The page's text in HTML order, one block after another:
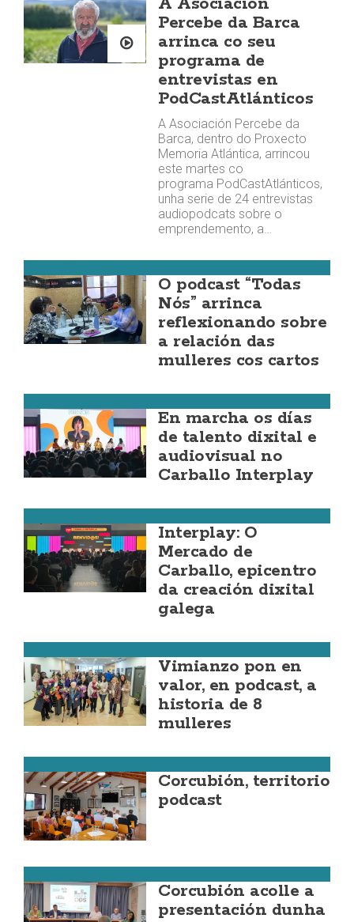
Percebe da Barca
arrinca co seu
programa de
entrevistas en
PodCastAtlánticos
A Asociación Percebe da
Barca, dentro do Proxecto
Memoria Atlántica, arrincou
este martes co
programa PodCastAtlánticos,
unha serie de 24 entrevistas
audiopodcats sobre o
emprendemento, a…
O podcast “Todas
Nós” arrinca
reflexionando sobre
a relación das
mulleres cos cartos
En marcha os días
de talento dixital e
audiovisual no
Carballo Interplay
Interplay: O
Mercado de
Carballo, epicentro
da creación dixital
galega
Vimianzo pon en
valor, en podcast, a
historia de 8
mulleres
Corcubión, territorio
podcast
Corcubión acolle a
presentación dunha